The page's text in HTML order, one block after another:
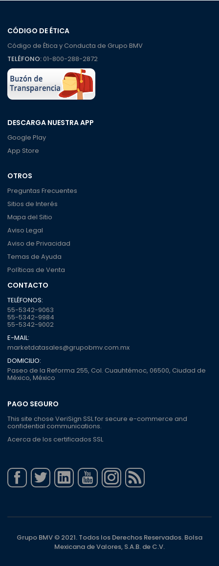
CÓDIGO DE ÉTICA
Código de Ética y Conducta de Grupo BMV
TELÉFONO:01-800-288-2872
DESCARGA NUESTRA APP
Google Play
App Store
OTROS
Preguntas Frecuentes
Sitios de Interés
Mapa del Sitio
Aviso Legal
Aviso de Privacidad
Temas de Ayuda
Políticas de Venta
CONTACTO
TELÉFONOS:
55-5342-9063
55-5342-9984
55-5342-9002
E-MAIL:
marketdatasales@grupobmv.com.mx
DOMICILIO:
Paseo de la Reforma 255, Col. Cuauhtémoc, 06500, Ciudad de
México, México
PAGO SEGURO
This site chose VeriSign SSL for secure e-commerce and
confidential communications.
Acerca de los certificados SSL
Grupo BMV © 2021. Todos los Derechos Reservados. Bolsa
Mexicana de Valores, S.A.B. de C.V.